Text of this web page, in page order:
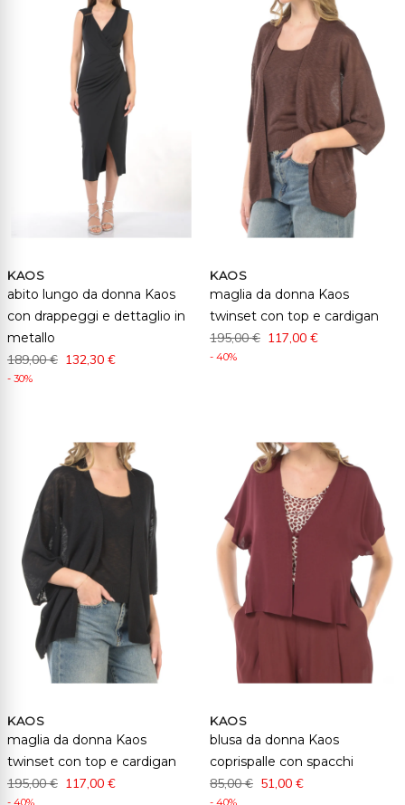
KAOS
abito lungo da donna Kaos
con drappeggi e dettaglio in
metallo
189,00 € 132,30 €
- 30%
KAOS
maglia da donna Kaos
twinset con top e cardigan
195,00 € 117,00 €
- 40%
KAOS
maglia da donna Kaos
twinset con top e cardigan
195,00 € 117,00 €
- 40%
KAOS
blusa da donna Kaos
coprispalle con spacchi
85,00 € 51,00 €
- 40%